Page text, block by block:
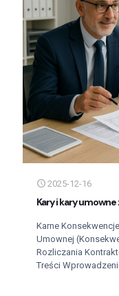
2025-12-16
Kary i kary umowne
Karne
Umownej
Rozliczania
Treści